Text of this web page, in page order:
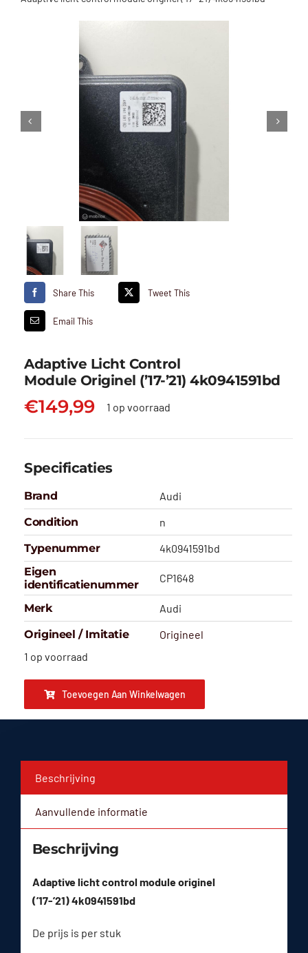
Share This Tweet This
Email This
Adaptive Licht Control
Module Originel (’17-’21) 4k0941591bd
€149,99 1 op voorraad
Specificaties
Brand
Audi
Condition
n
Typenummer
4k0941591bd
Eigen
identificatienummer
CP1648
Merk
Audi
Origineel / Imitatie
Origineel
1 op voorraad
Toevoegen Aan Winkelwagen
Beschrijving
Aanvullende informatie
Beschrijving
Adaptive licht control module originel
(’17-’21) 4k0941591bd
De prijs is per stuk